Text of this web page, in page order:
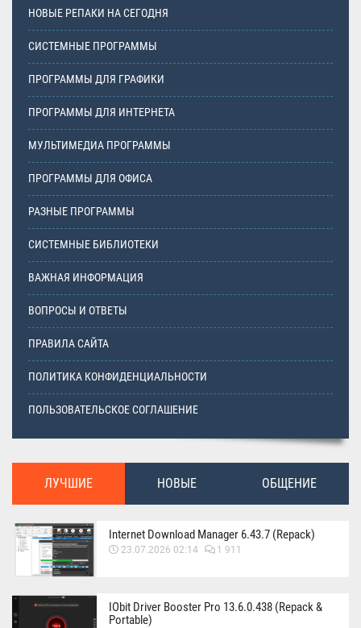
НОВЫЕ РЕПАКИ НА СЕГОДНЯ
СИСТЕМНЫЕ ПРОГРАММЫ
ПРОГРАММЫ ДЛЯ ГРАФИКИ
ПРОГРАММЫ ДЛЯ ИНТЕРНЕТА
МУЛЬТИМЕДИА ПРОГРАММЫ
ПРОГРАММЫ ДЛЯ ОФИСА
РАЗНЫЕ ПРОГРАММЫ
СИСТЕМНЫЕ БИБЛИОТЕКИ
ВАЖНАЯ ИНФОРМАЦИЯ
ВОПРОСЫ И ОТВЕТЫ
ПРАВИЛА САЙТА
ПОЛИТИКА КОНФИДЕНЦИАЛЬНОСТИ
ПОЛЬЗОВАТЕЛЬСКОЕ СОГЛАШЕНИЕ
ЛУЧШИЕ НОВЫЕ ОБЩЕНИЕ
Internet Download Manager 6.43.7 (Repack)
23.07.2026 02:14 1 911
IObit Driver Booster Pro 13.6.0.438 (Repack &
Portable)